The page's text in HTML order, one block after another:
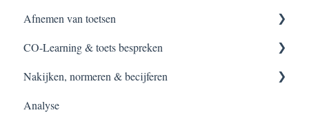
Inloggen
Toets maken
Toets bespreken
Handleiding
Setup
Handleidingen
Accountinstellingen
Bestaande toetsen
Zelf toetsen construeren
Vraagitems creëren
Tips & Tricks
Afnemen van toetsen
Starten van toetsen
Surveilleren
Toetsen met Test-Direct
CO-Learning & toets bespreken
Toets bespreken
Toets inzien na CO-Learning
Nakijken, normeren & becijferen
Afgenomen toetsen
Analyse